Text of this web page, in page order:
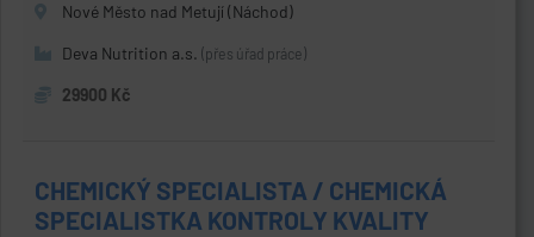
Nové Město nad Metují (Náchod)
Deva Nutrition a.s. (přes úřad práce)
29900 Kč
CHEMICKÝ SPECIALISTA / CHEMICKÁ
SPECIALISTKA KONTROLY KVALITY